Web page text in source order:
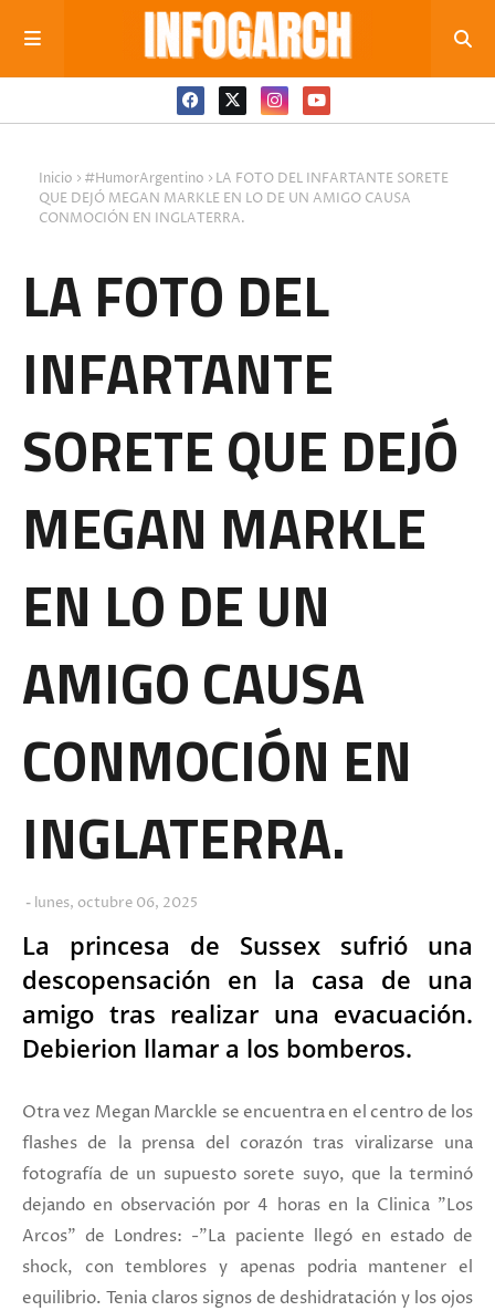
Inicio #HumorArgentino
LA FOTO DEL INFARTANTE SORETE
QUE DEJÓ MEGAN MARKLE EN LO DE UN AMIGO CAUSA
CONMOCIÓN EN INGLATERRA.
LA FOTO DEL
INFARTANTE
SORETE QUE DEJÓ
MEGAN MARKLE
EN LO DE UN
AMIGO CAUSA
CONMOCIÓN EN
INGLATERRA.
lunes, octubre 06, 2025
La princesa de Sussex sufrió una
descopensación en la casa de una
amigo tras realizar una evacuación.
Debierion llamar a los bomberos.
Otra vez Megan Marckle se encuentra en el centro de los
flashes de la prensa del corazón tras viralizarse una
fotografía de un supuesto sorete suyo, que la terminó
dejando en observación por 4 horas en la Clinica "Los
Arcos" de Londres: -"La paciente llegó en estado de
shock, con temblores y apenas podria mantener el
equilibrio. Tenia claros signos de deshidratación y los ojos